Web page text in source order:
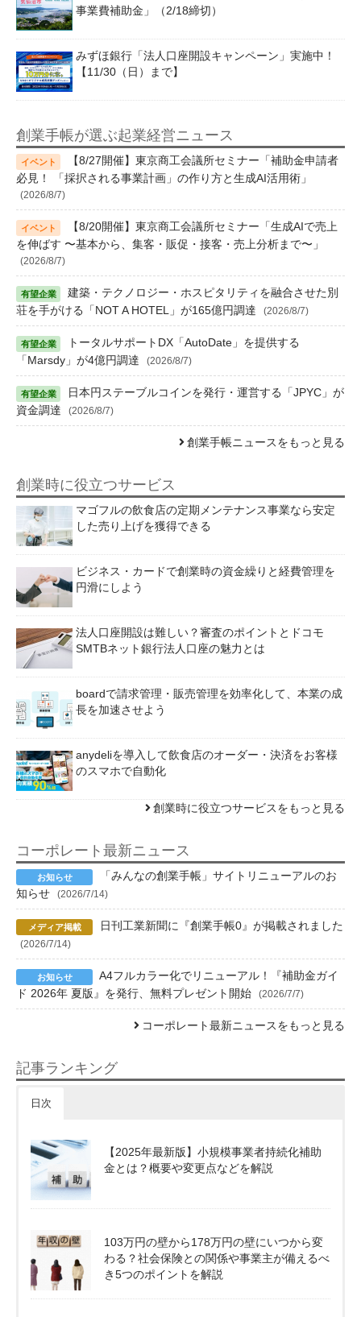
事業費補助金」（2/18締切）
みずほ銀行「法人口座開設キャンペーン」実施中！
【11/30（日）まで】
創業手帳が選ぶ起業経営ニュース
【8/27開催】東京商工会議所セミナー「補助金申請者
必見！ 「採択される事業計画」の作り方と生成AI活用術」
(2026/8/7)
【8/20開催】東京商工会議所セミナー「生成AIで売上
を伸ばす 〜基本から、集客・販促・接客・売上分析まで〜」
(2026/8/7)
建築・テクノロジー・ホスピタリティを融合させた別
荘を手がける「NOT A HOTEL」が165億円調達
(2026/8/7)
トータルサポートDX「AutoDate」を提供する
「Marsdy」が4億円調達
(2026/8/7)
日本円ステーブルコインを発行・運営する「JPYC」が
資金調達
(2026/8/7)
創業手帳ニュースをもっと見る
創業時に役立つサービス
マゴフルの飲食店の定期メンテナンス事業なら安定
した売り上げを獲得できる
ビジネス・カードで創業時の資金繰りと経費管理を
円滑にしよう
法人口座開設は難しい？審査のポイントとドコモ
SMTBネット銀行法人口座の魅力とは
boardで請求管理・販売管理を効率化して、本業の成
長を加速させよう
anydeliを導入して飲食店のオーダー・決済をお客様
のスマホで自動化
創業時に役立つサービスをもっと見る
コーポレート最新ニュース
「みんなの創業手帳」サイトリニューアルのお
知らせ
(2026/7/14)
日刊工業新聞に『創業手帳0』が掲載されました
(2026/7/14)
A4フルカラー化でリニューアル！『補助金ガイ
ド 2026年 夏版』を発行、無料プレゼント開始
(2026/7/7)
コーポレート最新ニュースをもっと見る
記事ランキング
日次
【2025年最新版】小規模事業者持続化補助
金とは？概要や変更点などを解説
103万円の壁から178万円の壁にいつから変
わる？社会保険との関係や事業主が備えるべ
き5つのポイントを解説